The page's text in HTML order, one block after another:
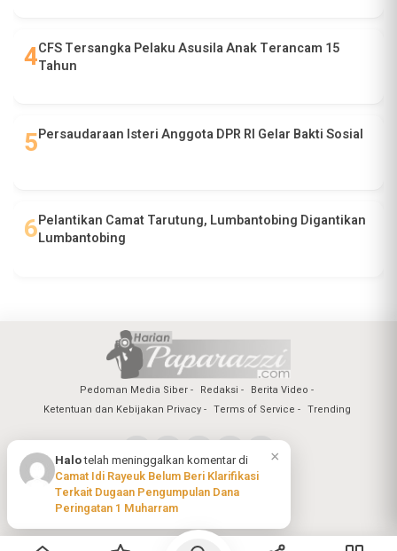
CFS Tersangka Pelaku Asusila Anak Terancam 15
Tahun
Persaudaraan Isteri Anggota DPR RI Gelar Bakti Sosial
Pelantikan Camat Tarutung, Lumbantobing Digantikan
Lumbantobing
Pedoman Media Siber Redaksi
Berita Video
Ketentuan dan Kebijakan Privacy
Terms of Service Trending
Copyright @2026 Harian Paparazzi
All Rights Reserved
×
Halotelah meninggalkan komentar di
Camat Idi Rayeuk Belum Beri Klarifikasi
Terkait Dugaan Pengumpulan Dana
Peringatan 1 Muharram